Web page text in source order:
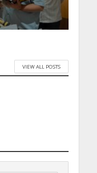
VIEW ALL POSTS